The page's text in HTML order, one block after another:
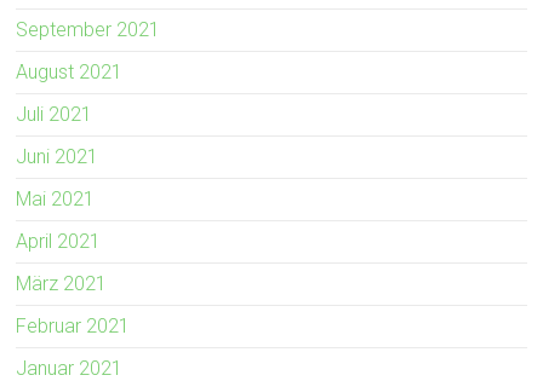
September 2021
August 2021
Juli 2021
Juni 2021
Mai 2021
April 2021
März 2021
Februar 2021
Januar 2021